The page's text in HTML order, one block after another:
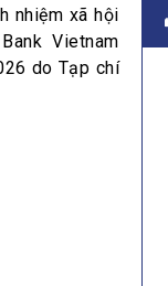
nhiệm xã hội
Vietnam
do Tạp chí